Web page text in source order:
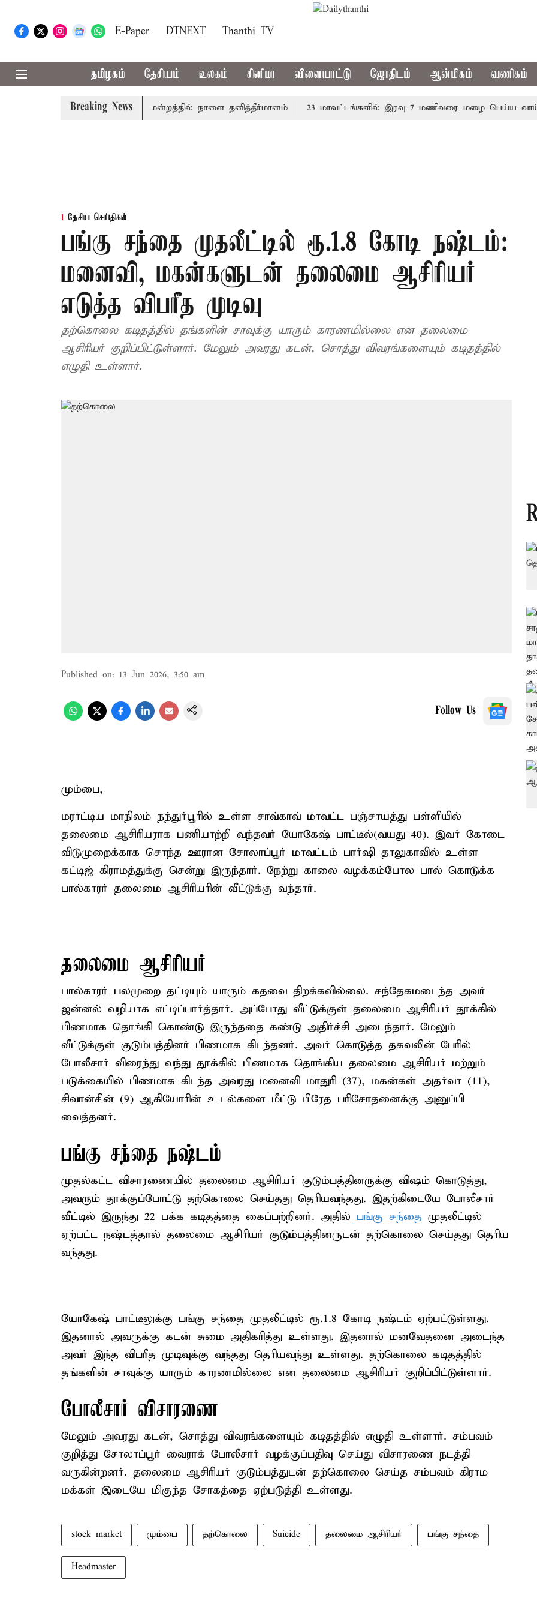
E-Paper DTNEXT Thanthi TV
தமிழகம் தேசியம் உலகம் சினிமா விளையாட்டு ஜோதிடம் ஆன்மிகம் வணிகம்
Breaking News
தமிழ்த்தாய் வாழ்த்து: சட்டமன்றத்தில் நாளை தனித்தீர்மானம் 23 மாவட்டங்களில் இரவு 7 மணிவரை மழை பெய்ய வாய்ப்பு
தேசிய செய்திகள்
பங்கு சந்தை முதலீட்டில் ரூ.1.8 கோடி நஷ்டம்:
மனைவி, மகன்களுடன் தலைமை ஆசிரியர்
எடுத்த விபரீத முடிவு
தற்கொலை கடிதத்தில் தங்களின் சாவுக்கு யாரும் காரணமில்லை என தலைமை
ஆசிரியர் குறிப்பிட்டுள்ளார். மேலும் அவரது கடன், சொத்து விவரங்களையும் கடிதத்தில்
எழுதி உள்ளார்.
Published on: 13 Jun 2026, 3:50 am
Follow Us
மும்பை,
மராட்டிய மாநிலம் நந்துர்பூரில் உள்ள சாவ்காவ் மாவட்ட பஞ்சாயத்து பள்ளியில்
தலைமை ஆசிரியராக பணியாற்றி வந்தவர் யோகேஷ் பாட்டீல்(வயது 40). இவர் கோடை
விடுமுறைக்காக சொந்த ஊரான சோலாப்பூர் மாவட்டம் பார்ஷி தாலுகாவில் உள்ள
கட்டிஜ் கிராமத்துக்கு சென்று இருந்தார். நேற்று காலை வழக்கம்போல பால் கொடுக்க
பால்காரர் தலைமை ஆசிரியரின் வீட்டுக்கு வந்தார்.
தலைமை ஆசிரியர்
பால்காரர் பலமுறை தட்டியும் யாரும் கதவை திறக்கவில்லை. சந்தேகமடைந்த அவர்
ஜன்னல் வழியாக எட்டிப்பார்த்தார். அப்போது வீட்டுக்குள் தலைமை ஆசிரியர் தூக்கில்
பிணமாக தொங்கி கொண்டு இருந்ததை கண்டு அதிர்ச்சி அடைந்தார். மேலும்
வீட்டுக்குள் குடும்பத்தினர் பிணமாக கிடந்தனர். அவர் கொடுத்த தகவலின் பேரில்
போலீசார் விரைந்து வந்து தூக்கில் பிணமாக தொங்கிய தலைமை ஆசிரியர் மற்றும்
படுக்கையில் பிணமாக கிடந்த அவரது மனைவி மாதுரி (37), மகன்கள் அதர்வா (11),
சிவான்சின் (9) ஆகியோரின் உடல்களை மீட்டு பிரேத பரிசோதனைக்கு அனுப்பி
வைத்தனர்.
பங்கு சந்தை நஷ்டம்
முதல்கட்ட விசாரணையில் தலைமை ஆசிரியர் குடும்பத்தினருக்கு விஷம் கொடுத்து,
அவரும் தூக்குப்போட்டு தற்கொலை செய்தது தெரியவந்தது. இதற்கிடையே போலீசார்
வீட்டில் இருந்து 22 பக்க கடிதத்தை கைப்பற்றினர். அதில் பங்கு சந்தை முதலீட்டில்
ஏற்பட்ட நஷ்டத்தால் தலைமை ஆசிரியர் குடும்பத்தினருடன் தற்கொலை செய்தது தெரிய
வந்தது.
யோகேஷ் பாட்டீலுக்கு பங்கு சந்தை முதலீட்டில் ரூ.1.8 கோடி நஷ்டம் ஏற்பட்டுள்ளது.
இதனால் அவருக்கு கடன் சுமை அதிகரித்து உள்ளது. இதனால் மனவேதனை அடைந்த
அவர் இந்த விபரீத முடிவுக்கு வந்தது தெரியவந்து உள்ளது. தற்கொலை கடிதத்தில்
தங்களின் சாவுக்கு யாரும் காரணமில்லை என தலைமை ஆசிரியர் குறிப்பிட்டுள்ளார்.
போலீசார் விசாரணை
மேலும் அவரது கடன், சொத்து விவரங்களையும் கடிதத்தில் எழுதி உள்ளார். சம்பவம்
குறித்து சோலாப்பூர் வைராக் போலீசார் வழக்குப்பதிவு செய்து விசாரணை நடத்தி
வருகின்றனர். தலைமை ஆசிரியர் குடும்பத்துடன் தற்கொலை செய்த சம்பவம் கிராம
மக்கள் இடையே மிகுந்த சோகத்தை ஏற்படுத்தி உள்ளது.
stock market மும்பை தற்கொலை Suicide தலைமை ஆசிரியர் பங்கு சந்தை
Headmaster